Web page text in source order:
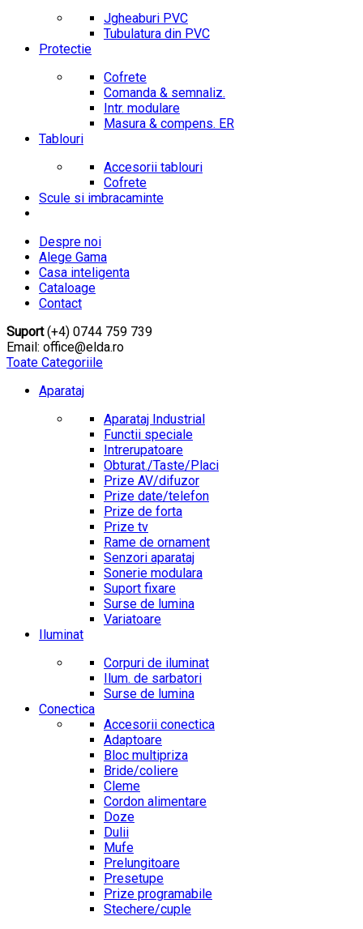
Jgheaburi PVC
Tubulatura din PVC
Protectie
Cofrete
Comanda & semnaliz.
Intr. modulare
Masura & compens. ER
Tablouri
Accesorii tablouri
Cofrete
Scule si imbracaminte
Despre noi
Alege Gama
Casa inteligenta
Cataloage
Contact
Suport(+4) 0744 759 739
Email: office@elda.ro
Toate Categoriile
Aparataj
Aparataj Industrial
Functii speciale
Intrerupatoare
Obturat./Taste/Placi
Prize AV/difuzor
Prize date/telefon
Prize de forta
Prize tv
Rame de ornament
Senzori aparataj
Sonerie modulara
Suport fixare
Surse de lumina
Variatoare
Iluminat
Corpuri de iluminat
Ilum. de sarbatori
Surse de lumina
Conectica
Accesorii conectica
Adaptoare
Bloc multipriza
Bride/coliere
Cleme
Cordon alimentare
Doze
Dulii
Mufe
Prelungitoare
Presetupe
Prize programabile
Stechere/cuple